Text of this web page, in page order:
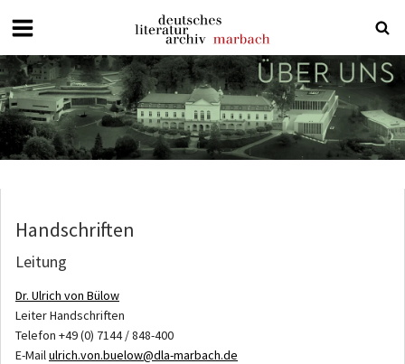
Deutsches
Literaturarchiv
Marbach
Handschriften
Leitung
Dr. Ulrich von Bülow
Leiter Handschriften
Telefon +49 (0) 7144 / 848-400
E-Mailulrich.von.buelow@dla-marbach.de